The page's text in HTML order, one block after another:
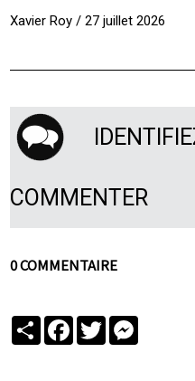
Xavier Roy / 27 juillet 2026
COMMENTER
0 COMMENTAIRE
PartagerFacebook
Twitter